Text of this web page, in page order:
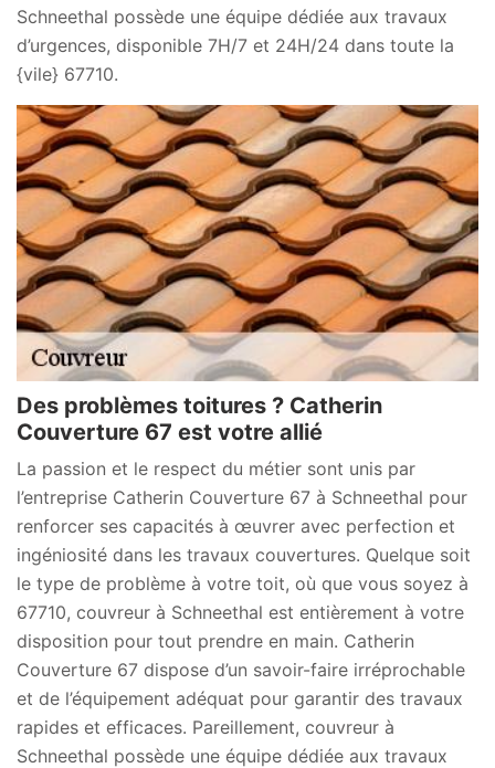
Schneethal possède une équipe dédiée aux travaux
d’urgences, disponible 7H/7 et 24H/24 dans toute la
{vile} 67710.
Des problèmes toitures ? Catherin
Couverture 67 est votre allié
La passion et le respect du métier sont unis par
l’entreprise Catherin Couverture 67 à Schneethal pour
renforcer ses capacités à œuvrer avec perfection et
ingéniosité dans les travaux couvertures. Quelque soit
le type de problème à votre toit, où que vous soyez à
67710, couvreur à Schneethal est entièrement à votre
disposition pour tout prendre en main. Catherin
Couverture 67 dispose d’un savoir-faire irréprochable
et de l’équipement adéquat pour garantir des travaux
rapides et efficaces. Pareillement, couvreur à
Schneethal possède une équipe dédiée aux travaux